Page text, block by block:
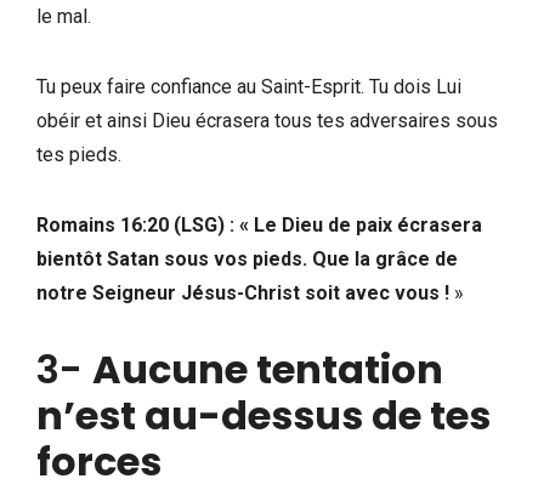
le mal.
Tu peux faire confiance au Saint-Esprit. Tu dois Lui
obéir et ainsi Dieu écrasera tous tes adversaires sous
tes pieds.
Romains 16:20 (LSG) : « Le Dieu de paix écrasera
bientôt Satan sous vos pieds. Que la grâce de
notre Seigneur Jésus-Christ soit avec vous ! »
3- Aucune tentation
n’est au-dessus de tes
forces